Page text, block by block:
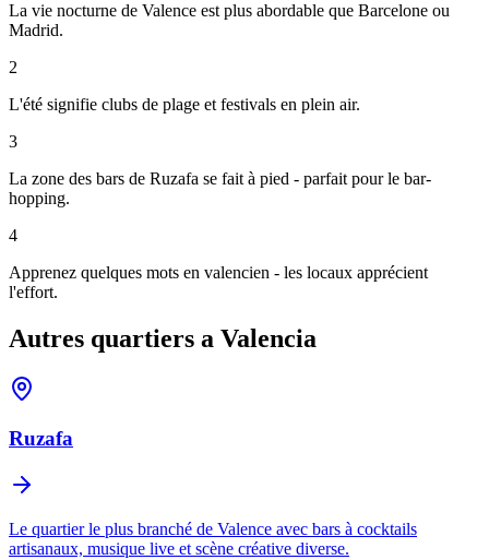
La vie nocturne de Valence est plus abordable que Barcelone ou
Madrid.
2
L'été signifie clubs de plage et festivals en plein air.
3
La zone des bars de Ruzafa se fait à pied - parfait pour le bar-
hopping.
4
Apprenez quelques mots en valencien - les locaux apprécient
l'effort.
Autres quartiers a Valencia
Ruzafa
Le quartier le plus branché de Valence avec bars à cocktails
artisanaux, musique live et scène créative diverse.